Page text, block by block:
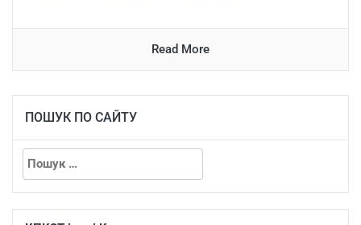
Read More
ПОШУК ПО САЙТУ